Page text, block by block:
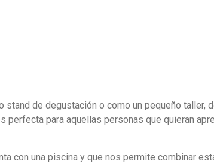
de degustación o como un pequeño taller,
perfecta para aquellas personas que quieran
con una piscina y que nos permite combinar